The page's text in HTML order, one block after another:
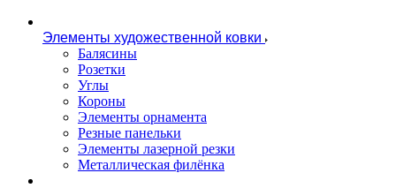
Элементы художественной ковки
Балясины
Розетки
Углы
Короны
Элементы орнамента
Резные панельки
Элементы лазерной резки
Металлическая филёнка